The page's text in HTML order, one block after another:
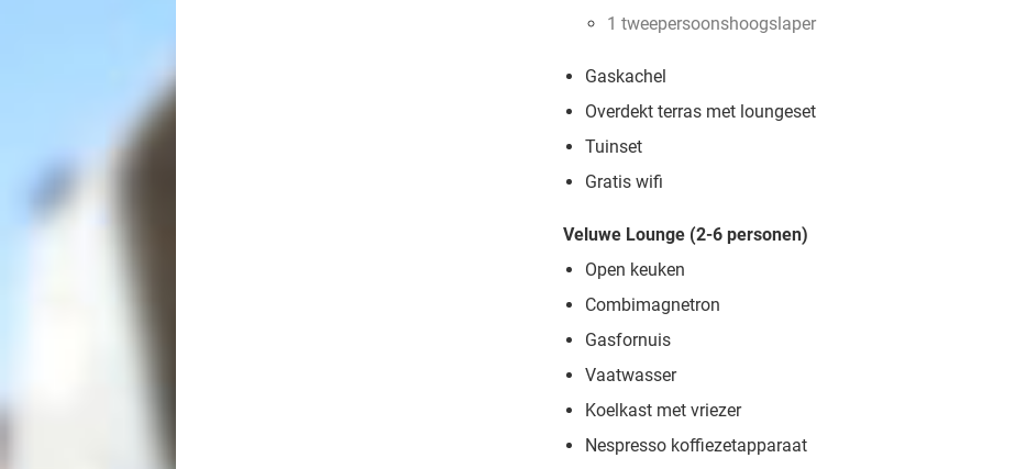
1 tweepersoonshoogslaper
Gaskachel
Overdekt terras met loungeset
Tuinset
Gratis wifi
Veluwe Lounge (2-6 personen)
Open keuken
Combimagnetron
Gasfornuis
Vaatwasser
Koelkast met vriezer
Nespresso koffiezetapparaat